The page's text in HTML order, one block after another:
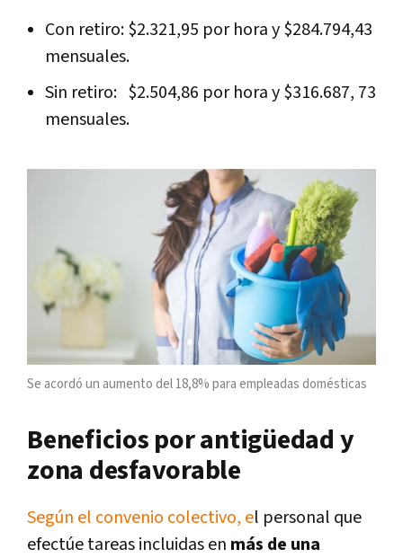
Con retiro: $2.321,95 por hora y $284.794,43
mensuales.
Sin retiro: $2.504,86 por hora y $316.687, 73
mensuales.
Se acordó un aumento del 18,8% para empleadas domésticas
Beneficios por antigüedad y
zona desfavorable
Según el convenio colectivo, el personal que
efectúe tareas incluidas en más de una